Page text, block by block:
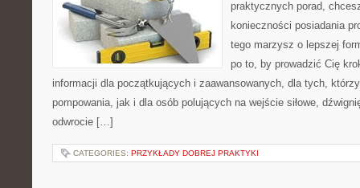
praktycznych porad,
konieczności posiadania
tego marzysz o lepszej
po to, by prowadzić Cię
informacji dla początkujących i zaawansowanych, dla tych,
pompowania, jak i dla osób polujących na wejście siłowe,
odwrocie […]
CATEGORIES: PRZYKŁADY DOBREJ PRAKTYKI